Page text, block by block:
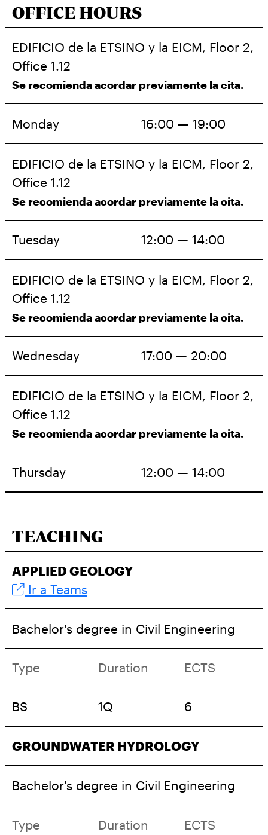
OFFICE HOURS
EDIFICIO de la ETSINO y la EICM, Floor 2,
Office 1.12
Se recomienda acordar previamente la cita.
Monday 16:00 — 19:00
EDIFICIO de la ETSINO y la EICM, Floor 2,
Office 1.12
Se recomienda acordar previamente la cita.
Tuesday 12:00 — 14:00
EDIFICIO de la ETSINO y la EICM, Floor 2,
Office 1.12
Se recomienda acordar previamente la cita.
Wednesday 17:00 — 20:00
EDIFICIO de la ETSINO y la EICM, Floor 2,
Office 1.12
Se recomienda acordar previamente la cita.
Thursday 12:00 — 14:00
TEACHING
APPLIED GEOLOGY
Ir a Teams
Bachelor's degree in Civil Engineering
Type
BS
Duration
1Q
ECTS
6
GROUNDWATER HYDROLOGY
Bachelor's degree in Civil Engineering
Type Duration ECTS